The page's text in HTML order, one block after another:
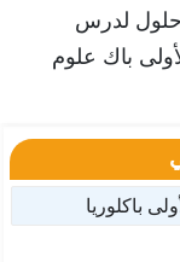
لدرس
باك علوم
باكلوريا